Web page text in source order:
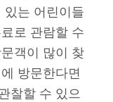
는 어린이들
로 관람할 수
객이 많이 찾
방문한다면
찰할 수 있으